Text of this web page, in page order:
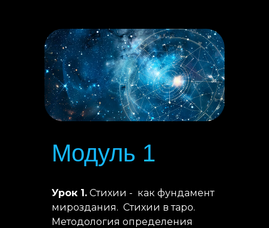
Урок 1. Стихии - как фундамент
мироздания. Стихии в таро.
Методология определения
Модуль 1